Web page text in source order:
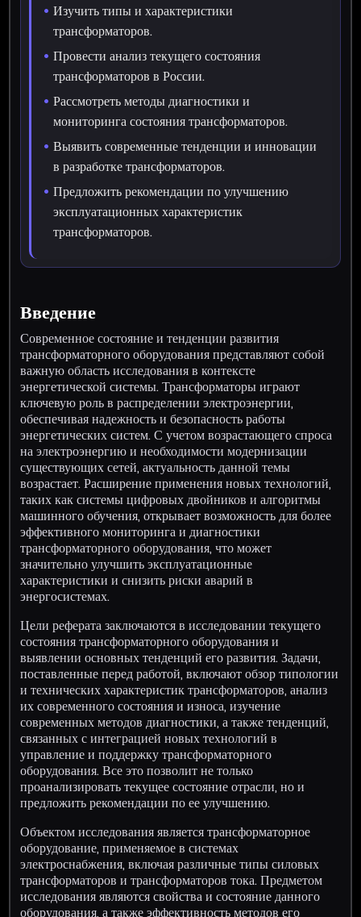
Изучить типы и характеристики
трансформаторов.
Провести анализ текущего состояния
трансформаторов в России.
Рассмотреть методы диагностики и
мониторинга состояния трансформаторов.
Выявить современные тенденции и инновации
в разработке трансформаторов.
Предложить рекомендации по улучшению
эксплуатационных характеристик
трансформаторов.
Введение
Современное состояние и тенденции развития
трансформаторного оборудования представляют собой
важную область исследования в контексте
энергетической системы. Трансформаторы играют
ключевую роль в распределении электроэнергии,
обеспечивая надежность и безопасность работы
энергетических систем. С учетом возрастающего спроса
на электроэнергию и необходимости модернизации
существующих сетей, актуальность данной темы
возрастает. Расширение применения новых технологий,
таких как системы цифровых двойников и алгоритмы
машинного обучения, открывает возможность для более
эффективного мониторинга и диагностики
трансформаторного оборудования, что может
значительно улучшить эксплуатационные
характеристики и снизить риски аварий в
энергосистемах.
Цели реферата заключаются в исследовании текущего
состояния трансформаторного оборудования и
выявлении основных тенденций его развития. Задачи,
поставленные перед работой, включают обзор типологии
и технических характеристик трансформаторов, анализ
их современного состояния и износа, изучение
современных методов диагностики, а также тенденций,
связанных с интеграцией новых технологий в
управление и поддержку трансформаторного
оборудования. Все это позволит не только
проанализировать текущее состояние отрасли, но и
предложить рекомендации по ее улучшению.
Объектом исследования является трансформаторное
оборудование, применяемое в системах
электроснабжения, включая различные типы силовых
трансформаторов и трансформаторов тока. Предметом
исследования являются свойства и состояние данного
оборудования, а также эффективность методов его